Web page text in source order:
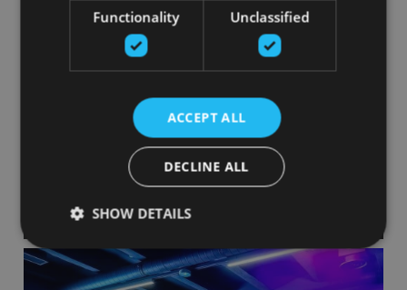
Lemon Gym Teika (LV)
Посмотреть
Functionality Unclassified
ACCEPT ALL
DECLINE ALL
SHOW DETAILS